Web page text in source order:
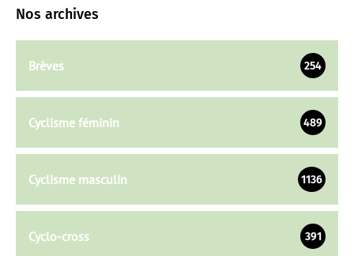
Nos archives
Brèves 254
Cyclisme féminin 489
Cyclisme masculin 1136
Cyclo-cross 391